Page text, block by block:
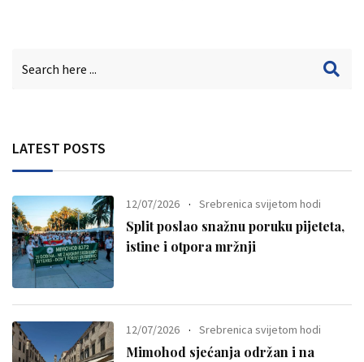
LATEST POSTS
12/07/2026 Srebrenica svijetom hodi
Split poslao snažnu poruku pijeteta,
istine i otpora mržnji
12/07/2026 Srebrenica svijetom hodi
Mimohod sjećanja održan i na